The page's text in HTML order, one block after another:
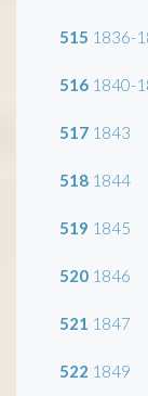
515 1836-
516 1840-
517 1843
518 1844
519 1845
520 1846
521 1847
522 1849